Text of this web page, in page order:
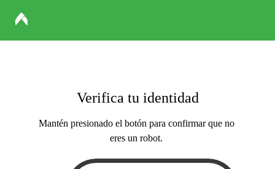
Verifica tu identidad
Mantén presionado el botón para confirmar que no
eres un robot.